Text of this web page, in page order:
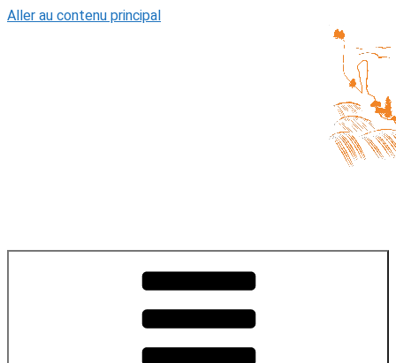
Aller au contenu principal